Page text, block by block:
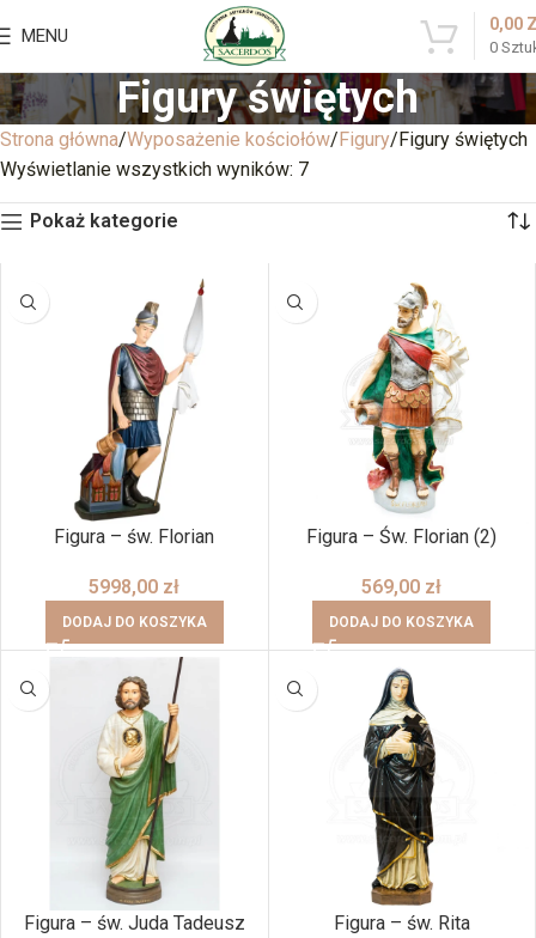
MENU
0
0,00
Figury świętych
Strona główna Wyposażenie kościołów Figury Figury świętych
Wyświetlanie wszystkich wyników: 7
Pokaż kategorie
Figura – św. Florian
5998,00 zł
DODAJ DO KOSZYKA
Figura – Św. Florian (2)
569,00 zł
DODAJ DO KOSZYKA
Figura – św. Juda Tadeusz Figura – św. Rita